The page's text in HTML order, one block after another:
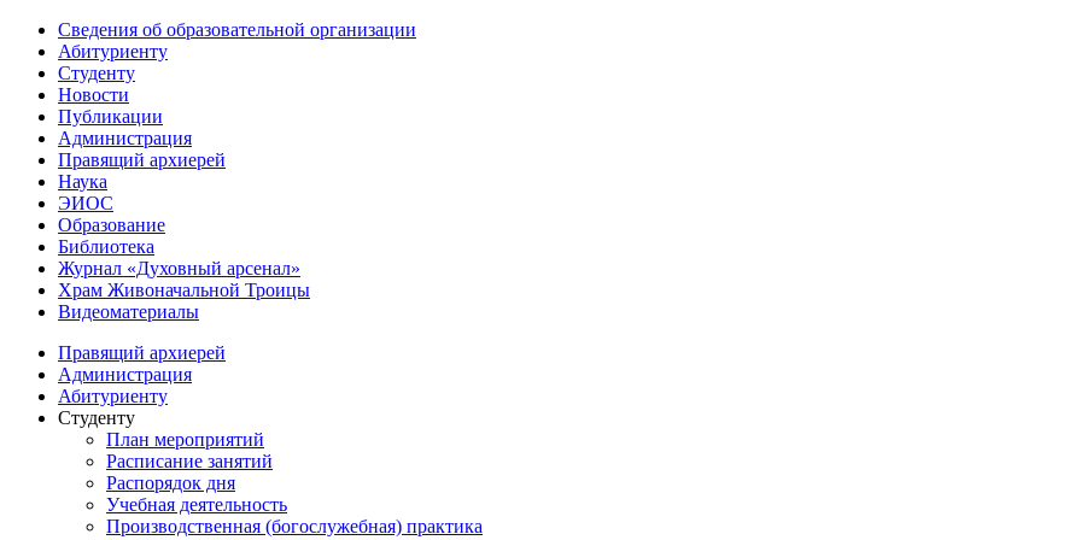
Сведения об образовательной организации
Абитуриенту
Студенту
Новости
Публикации
Администрация
Правящий архиерей
Наука
ЭИОС
Образование
Библиотека
Журнал «Духовный арсенал»
Храм Живоначальной Троицы
Видеоматериалы
Правящий архиерей
Администрация
Абитуриенту
Студенту
План мероприятий
Расписание занятий
Распорядок дня
Учебная деятельность
Производственная (богослужебная) практика